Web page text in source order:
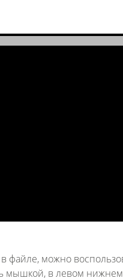
файле, можно
в левом нижнем